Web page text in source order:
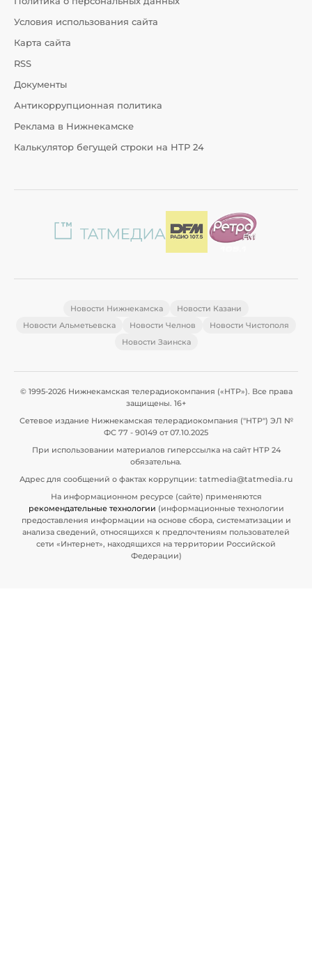
Условия использования сайта
Карта сайта
RSS
Документы
Антикоррупционная политика
Реклама в Нижнекамске
Калькулятор бегущей строки на НТР 24
Новости Нижнекамска
Новости Казани
Новости Альметьевска
Новости Челнов
Новости Чистополя
Новости Заинска
© 1995-2026 Нижнекамская телерадиокомпания («НТР»). Все права
защищены. 16+
Сетевое издание Нижнекамская телерадиокомпания ("НТР") ЭЛ №
ФС 77 - 90149 от 07.10.2025
При использовании материалов гиперссылка на сайт НТР 24
обязательна.
Адрес для сообщений о фактах коррупции: tatmedia@tatmedia.ru
На информационном ресурсе (сайте) применяются
рекомендательные технологии (информационные технологии
предоставления информации на основе сбора, систематизации и
анализа сведений, относящихся к предпочтениям пользователей
сети «Интернет», находящихся на территории Российской
Федерации)